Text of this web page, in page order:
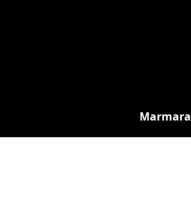
Marmara